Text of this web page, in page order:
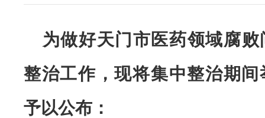
为做好天门市医药领域腐败
整治工作，现将集中整治期间
予以公布：